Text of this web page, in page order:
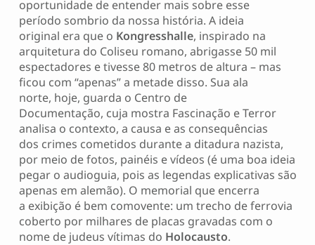
oportunidade de entender mais sobre esse
período sombrio da nossa história. A ideia
original era que o Kongresshalle, inspirado na
arquitetura do Coliseu romano, abrigasse 50 mil
espectadores e tivesse 80 metros de altura – mas
ficou com “apenas” a metade disso. Sua ala
norte, hoje, guarda o Centro de
Documentação, cuja mostra Fascinação e Terror
analisa o contexto, a causa e as consequências
dos crimes cometidos durante a ditadura nazista,
por meio de fotos, painéis e vídeos (é uma boa ideia
pegar o audioguia, pois as legendas explicativas são
apenas em alemão). O memorial que encerra
a exibição é bem comovente: um trecho de ferrovia
coberto por milhares de placas gravadas com o
nome de judeus vítimas do Holocausto.